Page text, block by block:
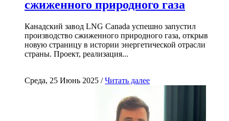
сжиженного природного газа
Канадский завод LNG Canada успешно запустил
производство сжиженного природного газа, открыв
новую страницу в истории энергетической отрасли
страны. Проект, реализация...
Среда, 25 Июнь 2025 /Читать далее